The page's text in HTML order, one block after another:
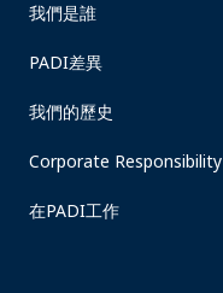
我們是誰
PADI差異
我們的歷史
Corporate Responsibility
在PADI工作